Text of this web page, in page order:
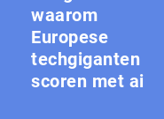
waarom
Europese
techgiganten
scoren met ai